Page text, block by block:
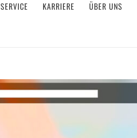
SERVICE KARRIERE ÜBER UNS